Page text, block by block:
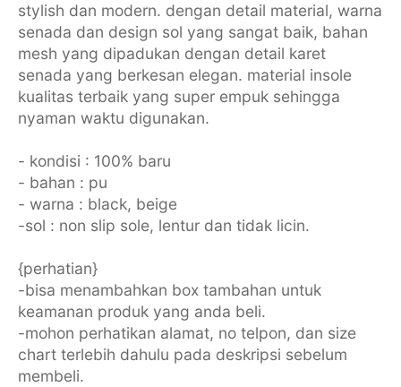
stylish dan modern. dengan detail material, warna
senada dan design sol yang sangat baik, bahan
mesh yang dipadukan dengan detail karet
senada yang berkesan elegan. material insole
kualitas terbaik yang super empuk sehingga
nyaman waktu digunakan.
- kondisi : 100% baru
- bahan : pu
- warna : black, beige
-sol : non slip sole, lentur dan tidak licin.
{perhatian}
-bisa menambahkan box tambahan untuk
keamanan produk yang anda beli.
-mohon perhatikan alamat, no telpon, dan size
chart terlebih dahulu pada deskripsi sebelum
membeli.